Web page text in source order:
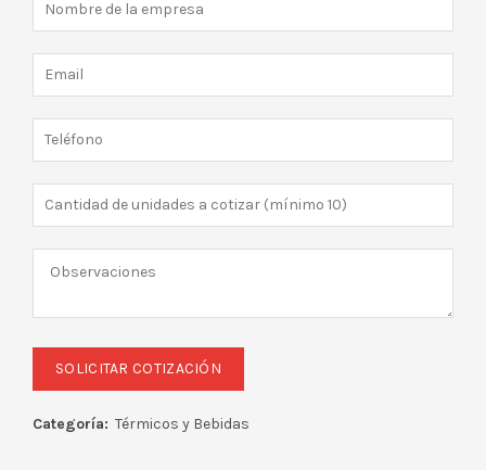
Categoría: Térmicos y Bebidas